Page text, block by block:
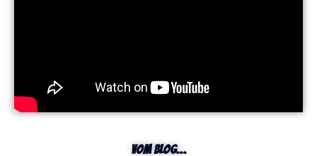
vom Blog...